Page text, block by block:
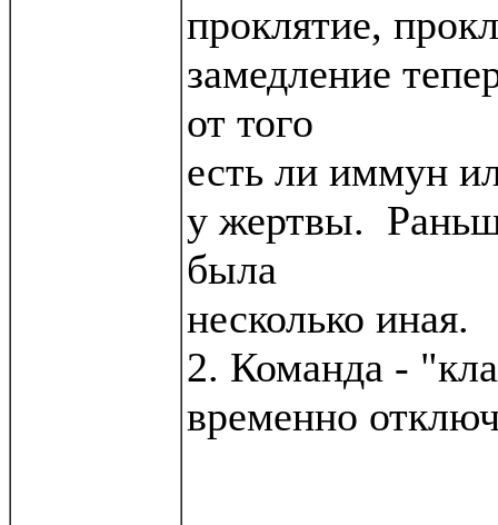
проклятие,
замедление
от того
есть ли иммун
у жертвы.
была
несколько иная.
2. Команда -
временно